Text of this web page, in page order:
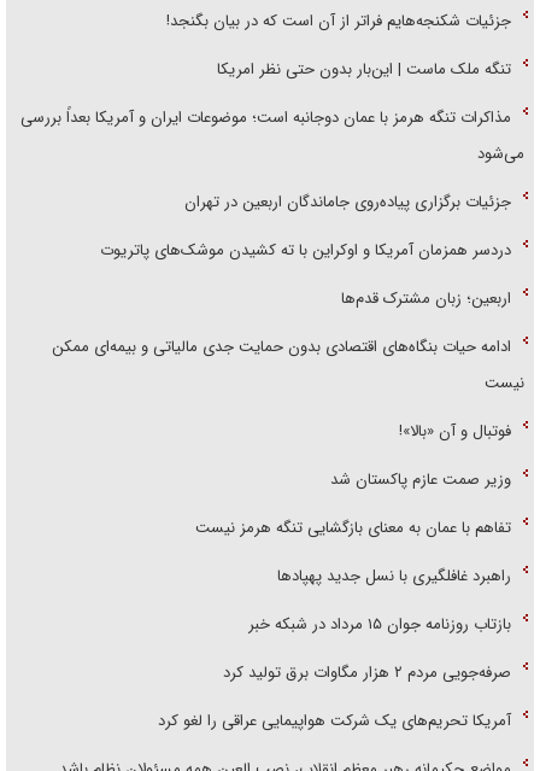
جزئیات شکنجه‌هایم فراتر از آن است که در بیان بگنجد!
تنگه ملک ماست | این‌بار بدون حتی نظر امریکا
مذاکرات تنگه هرمز با عمان دوجانبه است؛ موضوعات ایران و آمریکا بعداً بررسی
می‌شود
جزئیات برگزاری پیاده‌روی جاماندگان اربعین در تهران
دردسر همزمان آمریکا و اوکراین با ته کشیدن موشک‌های پاتریوت
اربعین؛ زبان مشترک قدم‌ها
ادامه حیات بنگاه‌های اقتصادی بدون حمایت جدی مالیاتی و بیمه‌ای ممکن
نیست
فوتبال و آن «بالا»!
وزیر صمت عازم پاکستان شد
تفاهم با عمان به معنای بازگشایی تنگه هرمز نیست
راهبرد غافلگیری با نسل جدید پهپاد‌ها
بازتاب روزنامه جوان ۱۵ مرداد در شبکه خبر
صرفه‌جویی مردم ۲ هزار مگاوات برق تولید کرد
آمریکا تحریم‌های یک شرکت هواپیمایی عراقی را لغو کرد